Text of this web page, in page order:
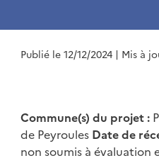
Publié le 12/12/2024 | Mis à
Commune(s) du projet :
de Peyroules Date de
non soumis à évaluation